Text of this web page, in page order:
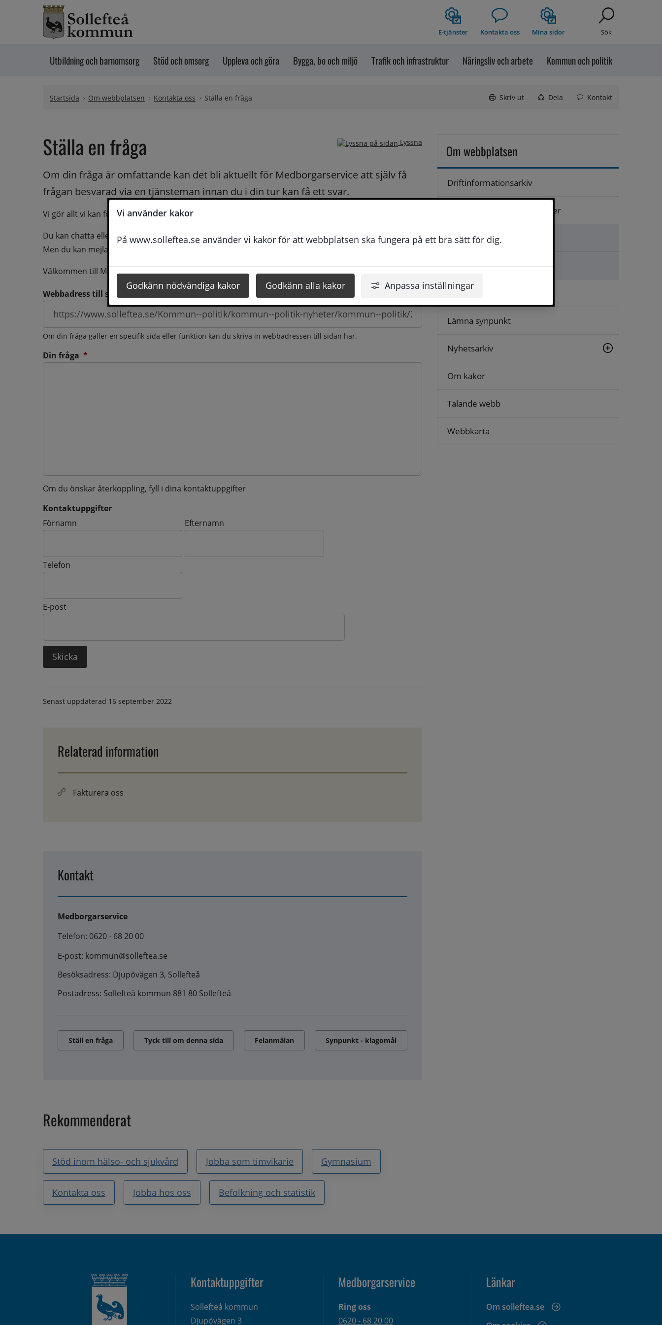
Vi använder kakor
På www.solleftea.se använder vi kakor för att webbplatsen ska fungera på ett bra sätt för dig.
Godkänn nödvändiga kakor Godkänn alla kakor Anpassa inställningar
Hoppa till innehåll
E-tjänster Kontakta oss Mina sidor Sök
Utbildning och barnomsorg Stöd och omsorg Uppleva och göra Bygga, bo och miljö Trafik och infrastruktur Näringsliv och arbete Kommun och politik
Startsida Om webbplatsen Kontakta oss Ställa en fråga Skriv ut Dela Kontakt
Lyssna
Ställa en fråga
Om din fråga är omfattande kan det bli aktuellt för Medborgarservice att själv få
frågan besvarad via en tjänsteman innan du i din tur kan få ett svar.
Vi gör allt vi kan för att du ska få hjälp och svar på dina frågor fortast möjligt.
Du kan chatta eller ringa oss med din fråga så besvarar vi dig så snabbt som möjligt under arbetstid.
Men du kan mejla oss din fråga dygnt runt och du få svaret inom 2 - 4 arbetsdagar.
Välkommen till Medborgarservice!
Webbadress till sidan som frågan berör
Om din fråga gäller en specifik sida eller funktion kan du skriva in webbadressen till sidan här.
Din fråga *
Om du önskar återkoppling, fyll i dina kontaktuppgifter
Kontaktuppgifter
Kontaktuppgifter
Förnamn Efternamn
Telefon
E-post
Senast uppdaterad 16 september 2022
Relaterad information
Fakturera oss
Kontakt
Medborgarservice
Telefon: 0620 - 68 20 00
E-post: kommun@solleftea.se
Besöksadress: Djupövägen 3, Sollefteå
Postadress: Sollefteå kommun 881 80 Sollefteå
Ställ en fråga Tyck till om denna sida Felanmälan Synpunkt - klagomål
Rekommenderat
Stöd inom hälso- och sjukvård Jobba som timvikarie Gymnasium
Kontakta oss Jobba hos oss Befolkning och statistik
Om webbplatsen
Driftinformationsarkiv
Hantering av personuppgifter
Kontakta oss
Ställa en fråga
Logga in
Lämna synpunkt
Nyhetsarkiv
Om kakor
Talande webb
Webbkarta
Kontaktuppgifter
Sollefteå kommun
Djupövägen 3
Medborgarservice
Ring oss
0620 - 68 20 00
Länkar
Om solleftea.se